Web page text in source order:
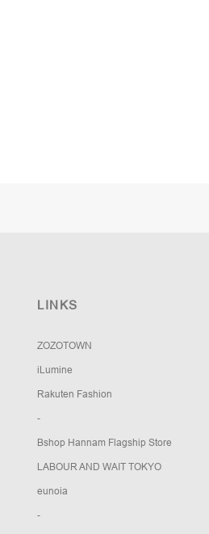
LINKS
ZOZOTOWN
iLumine
Rakuten Fashion
-
Bshop Hannam Flagship Store
LABOUR AND WAIT TOKYO
eunoia
-